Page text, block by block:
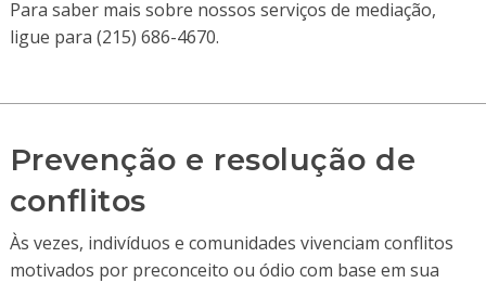
Para saber mais sobre nossos serviços de mediação,
ligue para (215) 686-4670.
Prevenção e resolução de
conflitos
Às vezes, indivíduos e comunidades vivenciam conflitos
motivados por preconceito ou ódio com base em sua